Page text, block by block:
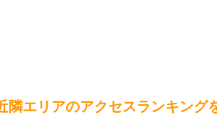
隣エリアのアクセスランキング